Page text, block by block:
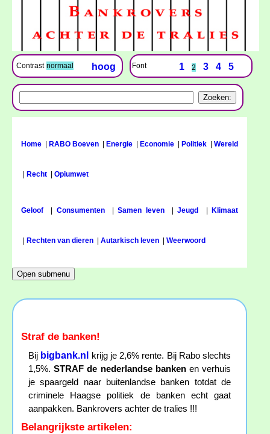
Contrast normaal hoog Font 1 2 3 4 5
Home RABO Boeven Energie Economie Politiek Wereld
Recht Opiumwet
Geloof Consumenten|Samen leven|Jeugd Klimaat
Rechten van dieren Autarkisch leven Weerwoord
Straf de banken!
Bij bigbank.nl
krijg je 2,6% rente. Bij Rabo slechts
1,5%.STRAF de nederlandse bankenen verhuis
je spaargeld naar buitenlandse banken totdat de
criminele Haagse politiek de banken echt gaat
aanpakken. Bankrovers achter de tralies !!!
Belangrijkste artikelen: